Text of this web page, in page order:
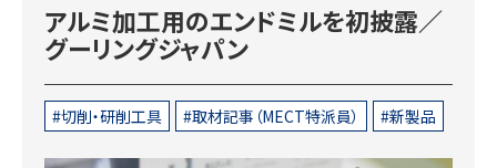
アルミ加工用のエンドミルを初披露／
グーリングジャパン
切削・研削工具 取材記事（MECT特派員） 新製品